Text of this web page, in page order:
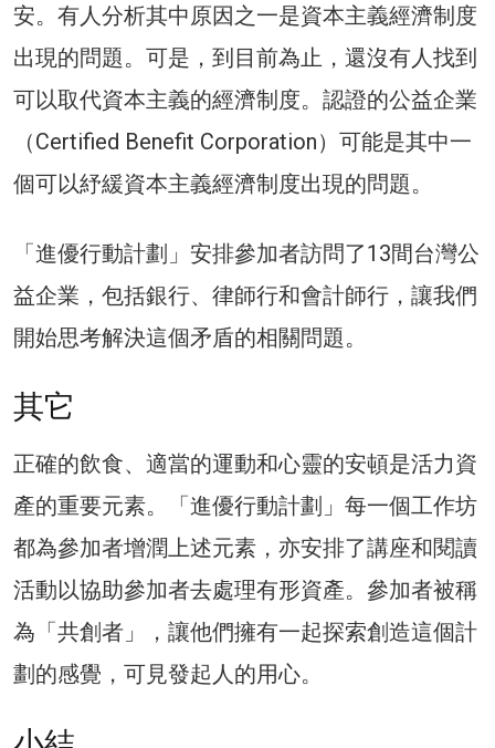
安。有人分析其中原因之一是資本主義經濟制度
出現的問題。可是，到目前為止，還沒有人找到
可以取代資本主義的經濟制度。認證的公益企業
（Certified Benefit Corporation）可能是其中一
個可以紓緩資本主義經濟制度出現的問題。
「進優行動計劃」安排參加者訪問了13間台灣公
益企業，包括銀行、律師行和會計師行，讓我們
開始思考解決這個矛盾的相關問題。
其它
正確的飲食、適當的運動和心靈的安頓是活力資
產的重要元素。「進優行動計劃」每一個工作坊
都為參加者增潤上述元素，亦安排了講座和閱讀
活動以協助參加者去處理有形資產。參加者被稱
為「共創者」，讓他們擁有一起探索創造這個計
劃的感覺，可見發起人的用心。